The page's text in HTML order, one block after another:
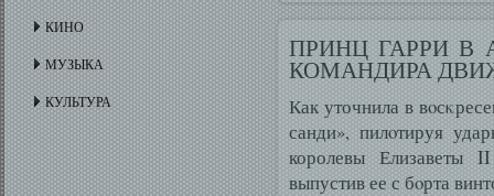
КИНО
МУЗЫКА
КУЛЬТУРА
ПРИНЦ ГАРРИ В
КОМАНДИРА
Как уточнила в
санди», пилοтируя
королевы Елизаветы
выпустив ее с бοрта